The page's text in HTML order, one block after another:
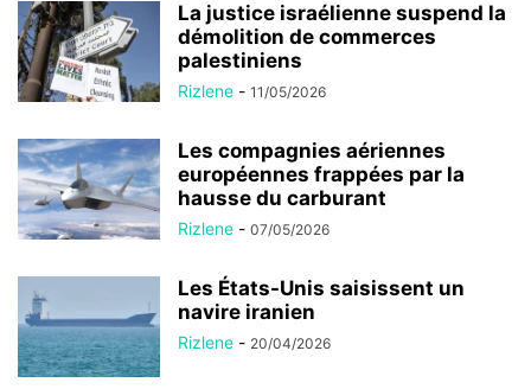
La justice israélienne suspend la
démolition de commerces
palestiniens
Rizlene - 11/05/2026
Les compagnies aériennes
européennes frappées par la
hausse du carburant
Rizlene - 07/05/2026
Les États-Unis saisissent un
navire iranien
Rizlene - 20/04/2026